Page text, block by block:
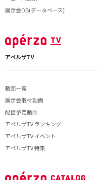
展示会DB(データベース)
アペルザTV
動画一覧
展示会取材動画
配信予定動画
アペルザTV ランキング
アペルザTV イベント
アペルザTV 特集